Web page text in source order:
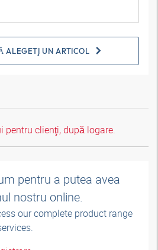
ALEGEŢI UN ARTICOL
pentru clienţi, după logare.
pentru a putea avea
nostru online.
our complete product range